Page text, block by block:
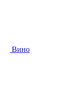
Вино